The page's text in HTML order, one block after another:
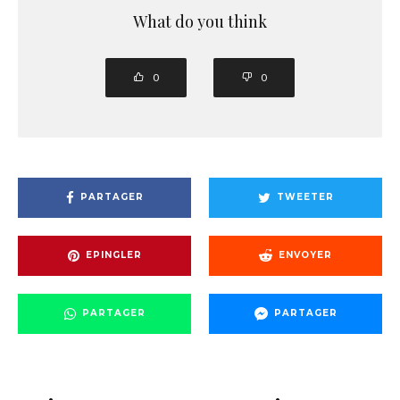
What do you think
0 0
PARTAGER TWEETER
EPINGLER ENVOYER
PARTAGER PARTAGER